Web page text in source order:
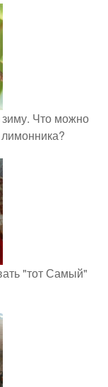
зиму. Что можно
лимонника?
"тот Самый"